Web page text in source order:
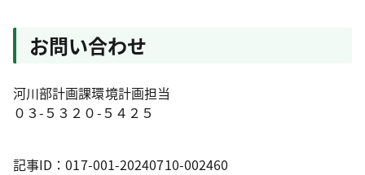
お問い合わせ
河川部計画課環境計画担当
０３-５３２０-５４２５
記事ID：017-001-20240710-002460